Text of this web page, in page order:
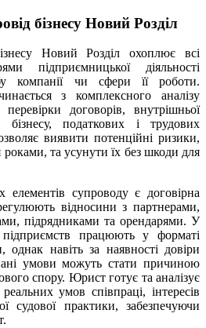
бізнесу Новий Розділ
Новий Розділ охоплює всі
підприємницької діяльності
компанії чи сфери її роботи.
з комплексного аналізу
договорів, внутрішньої
бізнесу, податкових і трудових
виявити потенційні ризики,
роками, та усунути їх без шкоди для
супроводу є договірна
відносини з партнерами,
підрядниками та орендарями. У
працюють у форматі
однак навіть за наявності довіри
умови можуть стати причиною
спору. Юрист готує та аналізує
умов співпраці, інтересів
судової практики, забезпечуючи